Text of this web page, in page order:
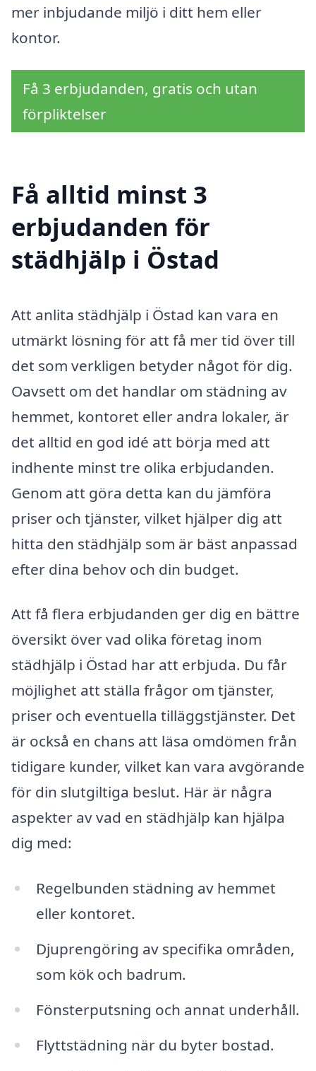
mer inbjudande miljö i ditt hem eller
kontor.
Få 3 erbjudanden, gratis och utan
förpliktelser
Få alltid minst 3
erbjudanden för
städhjälp i Östad
Att anlita städhjälp i Östad kan vara en
utmärkt lösning för att få mer tid över till
det som verkligen betyder något för dig.
Oavsett om det handlar om städning av
hemmet, kontoret eller andra lokaler, är
det alltid en god idé att börja med att
indhente minst tre olika erbjudanden.
Genom att göra detta kan du jämföra
priser och tjänster, vilket hjälper dig att
hitta den städhjälp som är bäst anpassad
efter dina behov och din budget.
Att få flera erbjudanden ger dig en bättre
översikt över vad olika företag inom
städhjälp i Östad har att erbjuda. Du får
möjlighet att ställa frågor om tjänster,
priser och eventuella tilläggstjänster. Det
är också en chans att läsa omdömen från
tidigare kunder, vilket kan vara avgörande
för din slutgiltiga beslut. Här är några
aspekter av vad en städhjälp kan hjälpa
dig med:
Regelbunden städning av hemmet
eller kontoret.
Djuprengöring av specifika områden,
som kök och badrum.
Fönsterputsning och annat underhåll.
Flyttstädning när du byter bostad.